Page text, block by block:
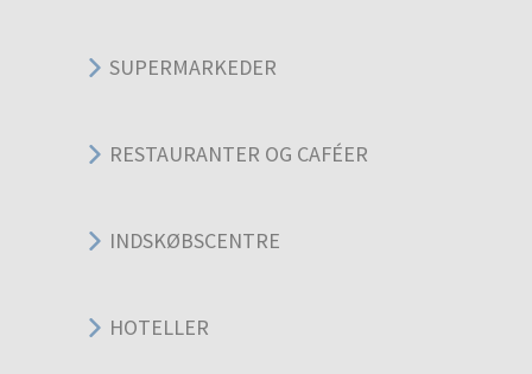
SUPERMARKEDER
RESTAURANTER OG CAFÉER
INDSKØBSCENTRE
HOTELLER